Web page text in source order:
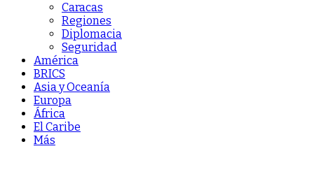
Caracas
Regiones
Diplomacia
Seguridad
América
BRICS
Asia y Oceanía
Europa
África
El Caribe
Más